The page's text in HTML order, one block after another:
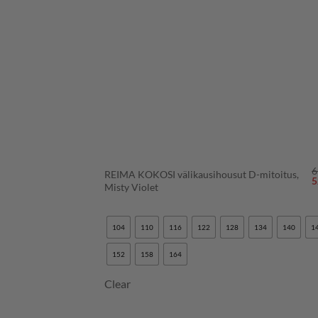
REIMA KOKOSI välikausihousut D-mitoitus,
Misty Violet
104 110 116 122 128 134 140
152 158 164
Clear